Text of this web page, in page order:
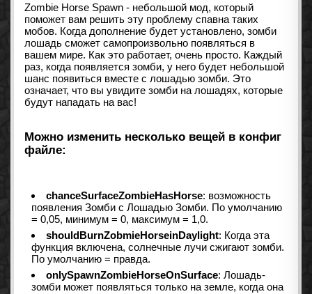
Zombie Horse Spawn - небольшой мод, который
поможет вам решить эту проблему спавна таких
мобов. Когда дополнение будет установлено, зомби
лошадь сможет самопроизвольно появляться в
вашем мире. Как это работает, очень просто. Каждый
раз, когда появляется зомби, у него будет небольшой
шанс появиться вместе с лошадью зомби. Это
означает, что вы увидите зомби на лошадях, которые
будут нападать на вас!
Можно изменить несколько вещей в конфиг
файле:
chanceSurfaceZombieHasHorse: возможность
появления Зомби с Лошадью Зомби. По умолчанию
= 0,05, минимум = 0, максимум = 1,0.
shouldBurnZobmieHorseinDaylight: Когда эта
функция включена, солнечные лучи сжигают зомби.
По умолчанию = правда.
onlySpawnZombieHorseOnSurface: Лошадь-
зомби может появляться только на земле, когда она